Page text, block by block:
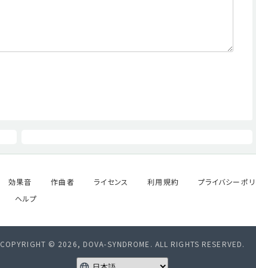
効果音 作曲者 ライセンス 利用規約 プライバシーポ
ヘルプ
COPYRIGHT © 2026, DOVA-SYNDROME. ALL RIGHTS RESERVED.